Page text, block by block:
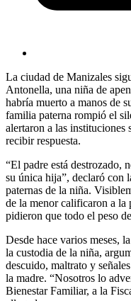
La ciudad de Manizales
Antonella, una niña de
habría muerto a manos de
familia paterna rompió el
alertaron a las instituciones
recibir respuesta.
“El padre está destrozado,
su única hija”, declaró con
paternas de la niña.
de la menor calificaron a la
pidieron que todo el peso
Desde hace varios meses,
la custodia de la niña,
descuido, maltrato y
la madre. “Nosotros lo
Bienestar Familiar, a la